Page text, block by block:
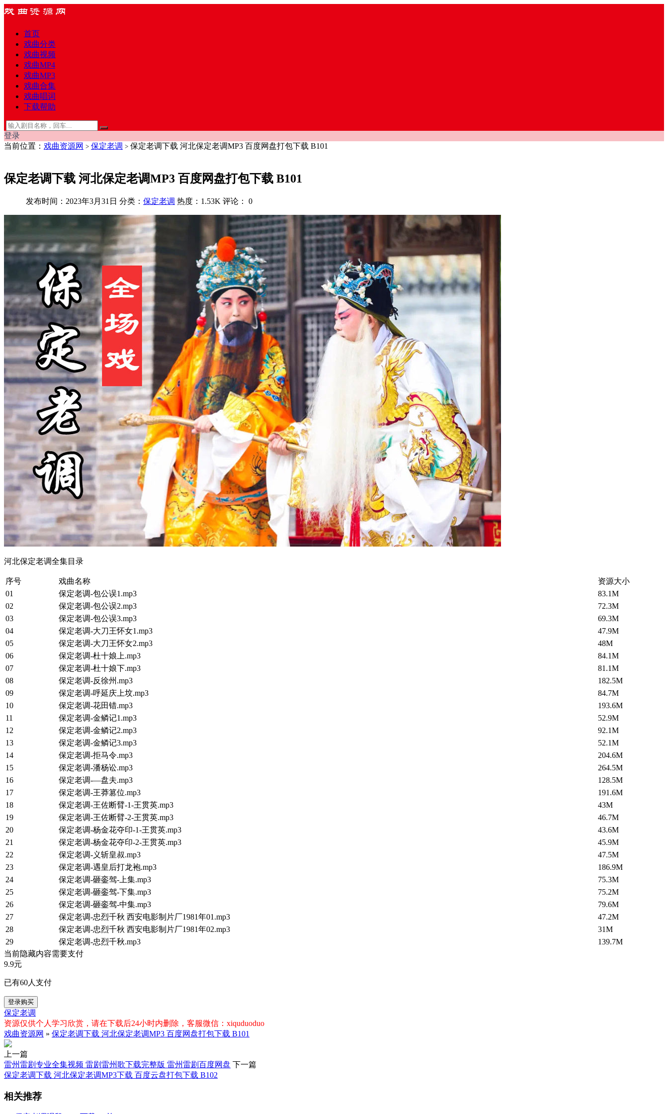
首页
戏曲分类
戏曲视频
戏曲MP4
戏曲MP3
戏曲合集
戏曲唱词
下载帮助
登录
当前位置： 戏曲资源网 > 保定老调 > 保定老调下载 河北保定老调MP3 百度网盘打包下载 B101
保定老调下载 河北保定老调MP3 百度网盘打包下载 B101
发布时间：2023年3月31日 分类： 保定老调 热度：1.53K 评论： 0
河北保定老调全集目录
序号 戏曲名称
资源大小
01
保定老调-包公误1.mp3
83.1M
02
保定老调-包公误2.mp3
72.3M
03
保定老调-包公误3.mp3
69.3M
04
保定老调-大刀王怀女1.mp3
47.9M
05
保定老调-大刀王怀女2.mp3
48M
06
保定老调-杜十娘上.mp3
84.1M
07
保定老调-杜十娘下.mp3
81.1M
08
保定老调-反徐州.mp3
182.5M
09
保定老调-呼延庆上坟.mp3
84.7M
10
保定老调-花田错.mp3
193.6M
11
保定老调-金鳞记1.mp3
52.9M
12
保定老调-金鳞记2.mp3
92.1M
13
保定老调-金鳞记3.mp3
52.1M
14
保定老调-拒马令.mp3
204.6M
15
保定老调-潘杨讼.mp3
264.5M
16
保定老调-—盘夫.mp3
128.5M
17
保定老调-王莽篡位.mp3
191.6M
18
保定老调-王佐断臂-1-王贯英.mp3
43M
19
保定老调-王佐断臂-2-王贯英.mp3
46.7M
20
保定老调-杨金花夺印-1-王贯英.mp3
43.6M
21
保定老调-杨金花夺印-2-王贯英.mp3
45.9M
22
保定老调-义斩皇叔.mp3
47.5M
23
保定老调-遇皇后打龙袍.mp3
186.9M
24
保定老调-砸銮驾-上集.mp3
75.3M
25
保定老调-砸銮驾-下集.mp3
75.2M
26
保定老调-砸銮驾-中集.mp3
79.6M
27
保定老调-忠烈千秋 西安电影制片厂1981年01.mp3
47.2M
28
保定老调-忠烈千秋 西安电影制片厂1981年02.mp3
31M
29
保定老调-忠烈千秋.mp3
139.7M
当前隐藏内容需要支付
9.9元
已有60人支付
登录购买
保定老调
资源仅供个人学习欣赏，请在下载后24小时内删除，客服微信：xiquduoduo
戏曲资源网 » 保定老调下载 河北保定老调MP3 百度网盘打包下载 B101
上一篇
雷州雷剧专业全集视频 雷剧雷州歌下载完整版 雷州雷剧百度网盘 下一篇
保定老调下载 河北保定老调MP3下载 百度云盘打包下载 B102
相关推荐